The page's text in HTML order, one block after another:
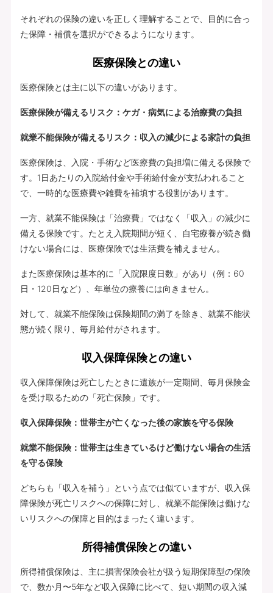
それぞれの保険の違いを正しく理解することで、目的に合っ
た保障・補償を選択ができるようになります。
医療保険との違い
医療保険とは主に以下の違いがあります。
医療保険が備えるリスク：ケガ・病気による治療費の負担
就業不能保険が備えるリスク：収入の減少による家計の負担
医療保険は、入院・手術など医療費の負担増に備える保険で
す。1日あたりの入院給付金や手術給付金が支払われること
で、一時的な医療費や雑費を補填する役割があります。
一方、就業不能保険は「治療費」ではなく「収入」の減少に
備える保険です。たとえ入院期間が短く、自宅療養が続き働
けない場合には、医療保険では生活費を補えません。
また医療保険は基本的に「入院限度日数」があり（例：60
日・120日など）、年単位の療養には向きません。
対して、就業不能保険は保険期間の満了を除き、就業不能状
態が続く限り、毎月給付がされます。
収入保障保険との違い
収入保障保険は死亡したときに遺族が一定期間、毎月保険金
を受け取るための「死亡保険」です。
収入保障保険：世帯主が亡くなった後の家族を守る保険
就業不能保険：世帯主は生きているけど働けない場合の生活
を守る保険
どちらも「収入を補う」という点では似ていますが、収入保
障保険が死亡リスクへの保障に対し、就業不能保険は働けな
いリスクへの保障と目的はまったく違います。
所得補償保険との違い
所得補償保険は、主に損害保険会社が扱う短期保障型の保険
で、数か月〜5年など収入保障に比べて、短い期間の収入減